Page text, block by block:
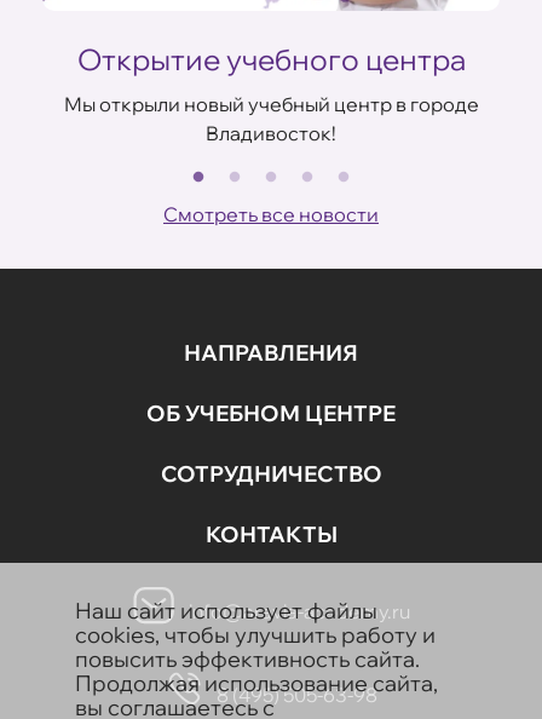
Открытие учебного центра
Мы открыли новый учебный центр в городе
Владивосток!
Смотреть все новости
НАПРАВЛЕНИЯ
ОБ УЧЕБНОМ ЦЕНТРЕ
СОТРУДНИЧЕСТВО
КОНТАКТЫ
info@aravia-academy.ru
8 (495) 505-63-98
Наш сайт использует файлы
cookies, чтобы улучшить работу и
повысить эффективность сайта.
Продолжая использование сайта,
вы соглашаетесь с